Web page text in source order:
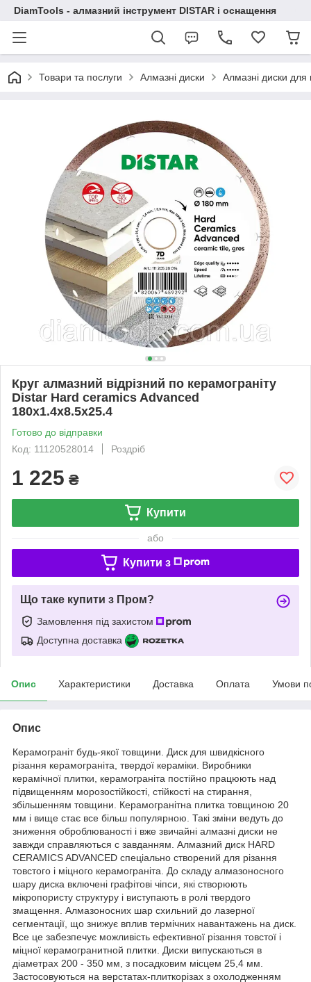
DiamTools - алмазний інструмент DISTAR і оснащення
Товари та послуги Алмазні диски Алмазні диски для
Круг алмазний відрізний по керамограніту
Distar Hard ceramics Advanced
180x1.4x8.5x25.4
Готово до відправки
Код: 11120528014
Роздріб
1 225 ₴
Купити
або
Купити з
Що таке купити з Пром?
Замовлення під захистом
Доступна доставка
Опис Характеристики Доставка Оплата Умови
Опис
Керамограніт будь-якої товщини. Диск для швидкісного
різання керамограніта, твердої кераміки. Виробники
керамічної плитки, керамограніта постійно працюють над
підвищенням морозостійкості, стійкості на стирання,
збільшенням товщини. Керамогранітна плитка товщиною 20
мм і вище стає все більш популярною. Такі зміни ведуть до
зниження оброблюваності і вже звичайні алмазні диски не
завжди справляються c завданням. Алмазний диск HARD
CERAMICS ADVANCED спеціально створений для різання
товстого і міцного керамограніта. До складу алмазоносного
шару диска включені графітові чіпси, які створюють
мікропористу структуру і виступають в ролі твердого
змащення. Алмазоносних шар схильний до лазерної
сегментації, що знижує вплив термічних навантажень на диск.
Все це забезпечує можливість ефективної різання товстої і
міцної керамогранитной плитки. Диски випускаються в
діаметрах 200 - 350 мм, з посадковим місцем 25,4 мм.
Застосовуються на верстатах-плиткорізах з охолодженням